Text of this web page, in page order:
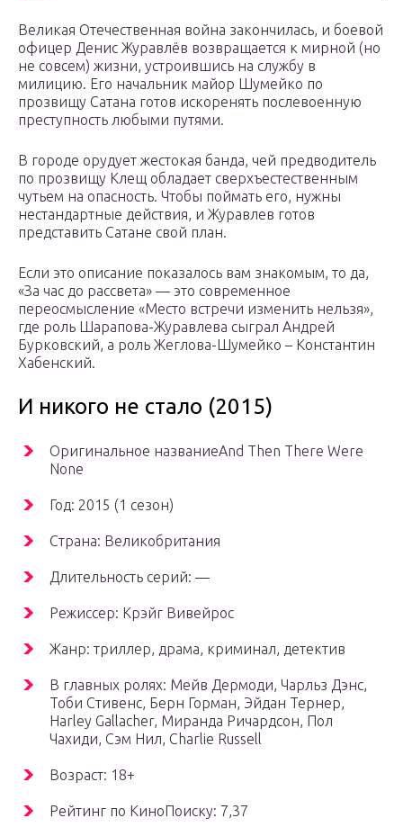
Великая Отечественная война закончилась, и боевой
офицер Денис Журавлёв возвращается к мирной (но
не совсем) жизни, устроившись на службу в
милицию. Его начальник майор Шумейко по
прозвищу Сатана готов искоренять послевоенную
преступность любыми путями.
В городе орудует жестокая банда, чей предводитель
по прозвищу Клещ обладает сверхъестественным
чутьем на опасность. Чтобы поймать его, нужны
нестандартные действия, и Журавлев готов
представить Сатане свой план.
Если это описание показалось вам знакомым, то да,
«За час до рассвета» — это современное
переосмысление «Место встречи изменить нельзя»,
где роль Шарапова-Журавлева сыграл Андрей
Бурковский, а роль Жеглова-Шумейко – Константин
Хабенский.
И никого не стало (2015)
Оригинальное названиеAnd Then There Were
None
Год: 2015 (1 сезон)
Страна: Великобритания
Длительность серий: —
Режиссер: Крэйг Вивейрос
Жанр: триллер, драма, криминал, детектив
В главных ролях: Мейв Дермоди, Чарльз Дэнс,
Тоби Стивенс, Берн Горман, Эйдан Тернер,
Harley Gallacher, Миранда Ричардсон, Пол
Чахиди, Сэм Нил, Charlie Russell
Возраст: 18+
Рейтинг по КиноПоиску: 7,37